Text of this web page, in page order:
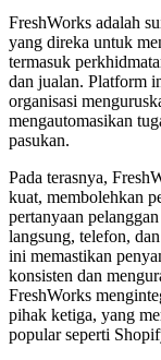
FreshWorks adalah
yang direka untuk
termasuk
dan jualan. Platform
organisasi
mengautomasikan
pasukan.
Pada terasnya,
kuat, membolehkan
pertanyaan
langsung, telefon,
ini memastikan
konsisten dan
FreshWorks
pihak ketiga, yang
popular seperti